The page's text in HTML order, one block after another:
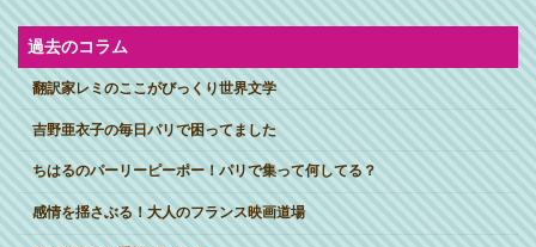
過去のコラム
翻訳家レミのここがびっくり世界文学
吉野亜衣子の毎日パリで困ってました
ちはるのパーリーピーポー！パリで集って何してる？
感情を揺さぶる！大人のフランス映画道場